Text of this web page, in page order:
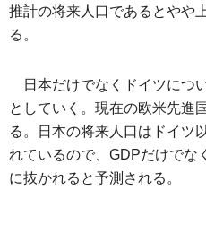
推計の将来人口であるとやや
る。
日本だけでなくドイツにつ
としていく。現在の欧米先進
る。日本の将来人口はドイツ
れているので、GDPだけでな
に抜かれると予測される。